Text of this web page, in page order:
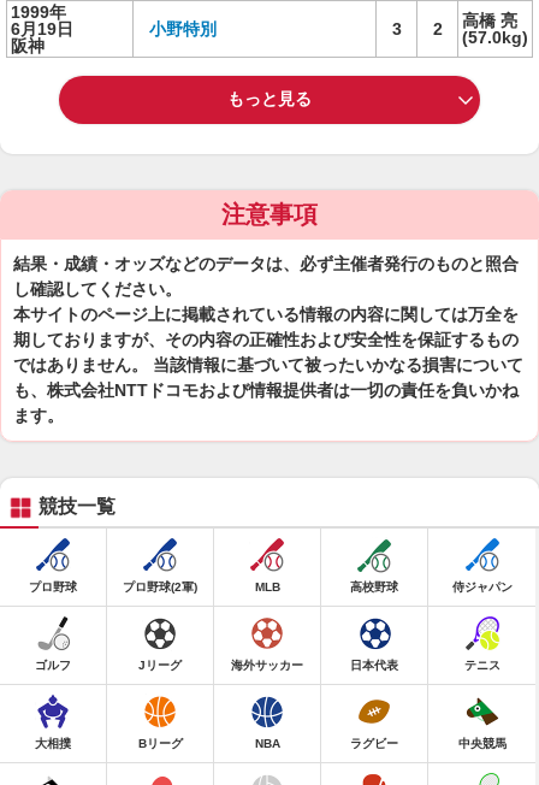
1999年
6月19日
阪神
小野特別 3 2
高橋 亮
(57.0kg)
もっと見る
注意事項
結果・成績・オッズなどのデータは、必ず主催者発行のものと照合
し確認してください。
本サイトのページ上に掲載されている情報の内容に関しては万全を
期しておりますが、その内容の正確性および安全性を保証するもの
ではありません。 当該情報に基づいて被ったいかなる損害について
も、株式会社NTTドコモおよび情報提供者は一切の責任を負いかね
ます。
競技一覧
プロ野球 プロ野球(2軍) MLB 高校野球 侍ジャパン
ゴルフ Jリーグ 海外サッカー 日本代表 テニス
大相撲 Bリーグ NBA ラグビー 中央競馬